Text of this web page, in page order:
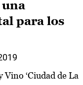
para los
Vino ‘Ciudad de La